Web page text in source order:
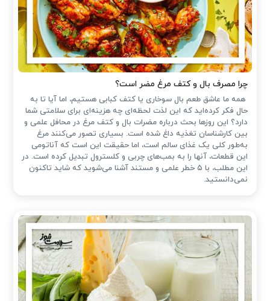
چرا مصرف بال و کتف مرغ مضر است؟
همه ما عاشق طعم بال سوخاری یا کتف کبابی هستیم، اما آیا تا به
حال فکر کرده‌اید که این لذت لحظه‌ای چه هزینه‌ای برای سلامتی شما
دارد؟ این روزها بحث درباره مضرات بال و کتف مرغ در محافل علمی و
بین کارشناسان تغذیه داغ شده است. بسیاری تصور می‌کنند مرغ
به‌طور کلی یک غذای سالم است، اما حقیقت این است که آناتومی
این قطعات، آنها را به بمب‌های چربی و کلسترول تبدیل کرده است. در
این مطلب، با ۵ خطر علمی و مستند آشنا می‌شوید که شاید تاکنون
نمی‌دانستید.